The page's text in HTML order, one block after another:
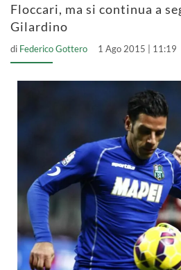
Floccari, ma si continua a
Gilardino
di Federico Gottero 1 Ago 2015 | 11:19